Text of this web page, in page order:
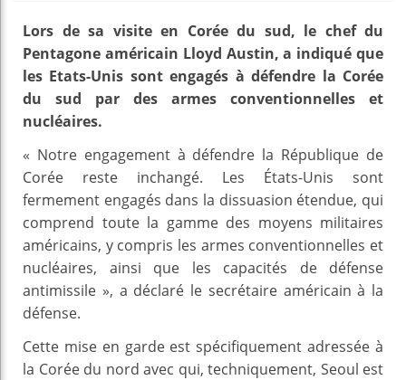
Lors de sa visite en Corée du sud, le chef du
Pentagone américain Lloyd Austin, a indiqué que
les Etats-Unis sont engagés à défendre la Corée
du sud par des armes conventionnelles et
nucléaires.
« Notre engagement à défendre la République de
Corée reste inchangé. Les États-Unis sont
fermement engagés dans la dissuasion étendue, qui
comprend toute la gamme des moyens militaires
américains, y compris les armes conventionnelles et
nucléaires, ainsi que les capacités de défense
antimissile », a déclaré le secrétaire américain à la
défense.
Cette mise en garde est spécifiquement adressée à
la Corée du nord avec qui, techniquement, Seoul est